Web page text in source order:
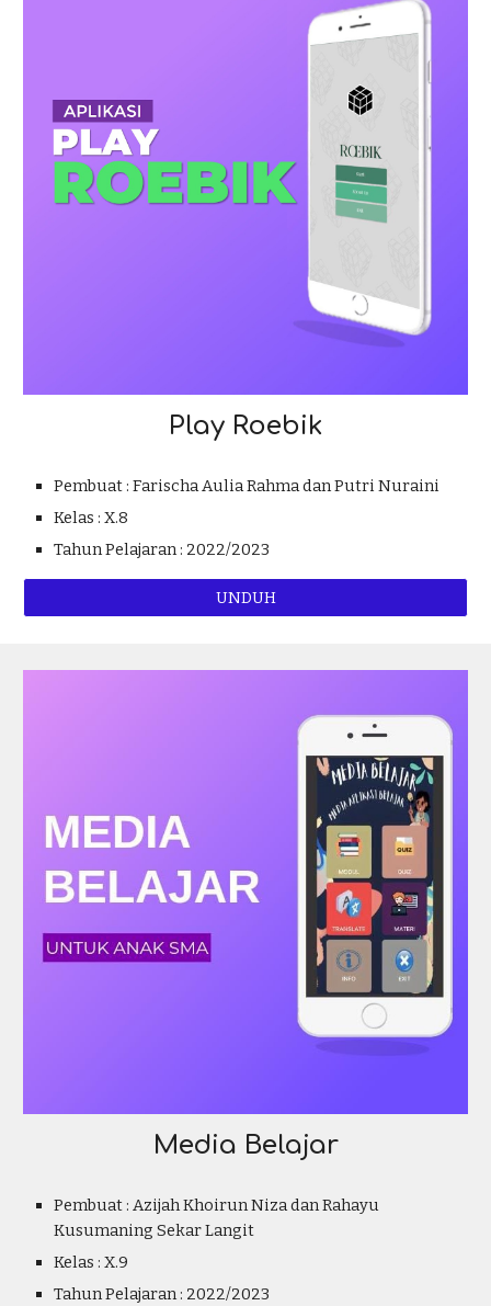
Play Roebik
Pembuat : Farischa Aulia Rahma dan Putri Nuraini
Kelas : X.8
Tahun Pelajaran : 2022/2023
UNDUH
Media Belajar
Pembuat :Azijah Khoirun Niza dan Rahayu
Kusumaning Sekar Langit
Kelas : X.9
Tahun Pelajaran : 2022/2023